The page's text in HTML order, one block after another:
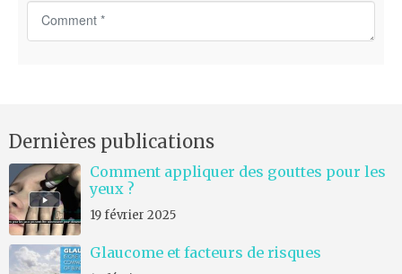
t
*
Dernières publications
Comment appliquer des gouttes pour les
yeux ?
19 février 2025
Glaucome et facteurs de risques